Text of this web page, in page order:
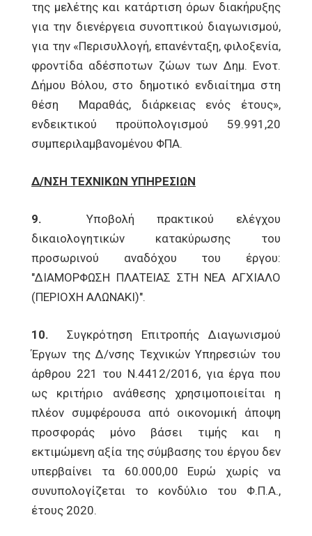
της μελέτης και κατάρτιση όρων διακήρυξης
για την διενέργεια συνοπτικού διαγωνισμού,
για την «Περισυλλογή, επανένταξη, φιλοξενία,
φροντίδα αδέσποτων ζώων των Δημ. Ενοτ.
Δήμου Βόλου, στο δημοτικό ενδιαίτημα στη
θέση Μαραθάς, διάρκειας ενός έτους»,
ενδεικτικού προϋπολογισμού 59.991,20
συμπεριλαμβανομένου ΦΠΑ.
Δ/ΝΣΗ ΤΕΧΝΙΚΩΝ ΥΠΗΡΕΣΙΩΝ
9.
Υποβολή πρακτικού ελέγχου
δικαιολογητικών κατακύρωσης του
προσωρινού αναδόχου του έργου:
"ΔΙΑΜΟΡΦΩΣΗ ΠΛΑΤΕΙΑΣ ΣΤΗ ΝΕΑ ΑΓΧΙΑΛΟ
(ΠΕΡΙΟΧΗ ΑΛΩΝΑΚΙ)".
10.
Συγκρότηση Επιτροπής Διαγωνισμού
Έργων της Δ/νσης Τεχνικών Υπηρεσιών του
άρθρου 221 του Ν.4412/2016, για έργα που
ως κριτήριο ανάθεσης χρησιμοποιείται η
πλέον συμφέρουσα από οικονομική άποψη
προσφοράς μόνο βάσει τιμής και η
εκτιμώμενη αξία της σύμβασης του έργου δεν
υπερβαίνει τα 60.000,00 Ευρώ χωρίς να
συνυπολογίζεται το κονδύλιο του Φ.Π.Α.,
έτους 2020.